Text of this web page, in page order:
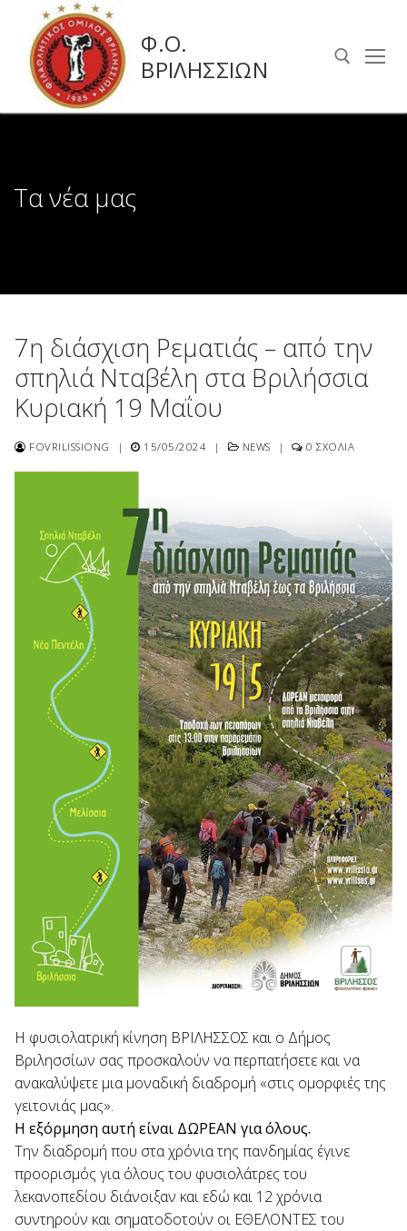
Μετάβαση
περιεχόμενο
Φ.Ο.
ΒΡΙΛΗΣΣΙΩΝ
Τα νέα μας
7η διάσχιση Ρεματιάς – από την
σπηλιά Νταβέλη στα Βριλήσσια
Κυριακή 19 Μαΐου
FOVRILISSIONG | 15/05/2024 | NEWS | 0 ΣΧΌΛΙΑ
Η φυσιολατρική κίνηση ΒΡΙΛΗΣΣΟΣ και ο Δήμος
Βριλησσίων σας προσκαλούν να περπατήσετε και να
ανακαλύψετε μια μοναδική διαδρομή «στις ομορφιές της
γειτονιάς μας».
Η εξόρμηση αυτή είναι ΔΩΡΕΑΝ για όλους.
Την διαδρομή που στα χρόνια της πανδημίας έγινε
προορισμός για όλους του φυσιολάτρες του
λεκανοπεδίου διάνοιξαν και εδώ και 12 χρόνια
συντηρούν και σηματοδοτούν οι ΕΘΕΛΟΝΤΕΣ του